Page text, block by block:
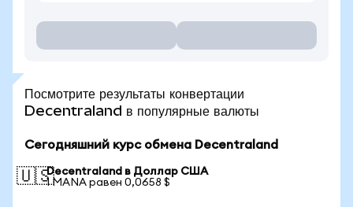
Посмотрите результаты конвертации
Decentraland в популярные валюты
Сегодняшний курс обмена Decentraland
🇺🇸Decentraland в Доллар США
1 MANA равен 0,0658 $